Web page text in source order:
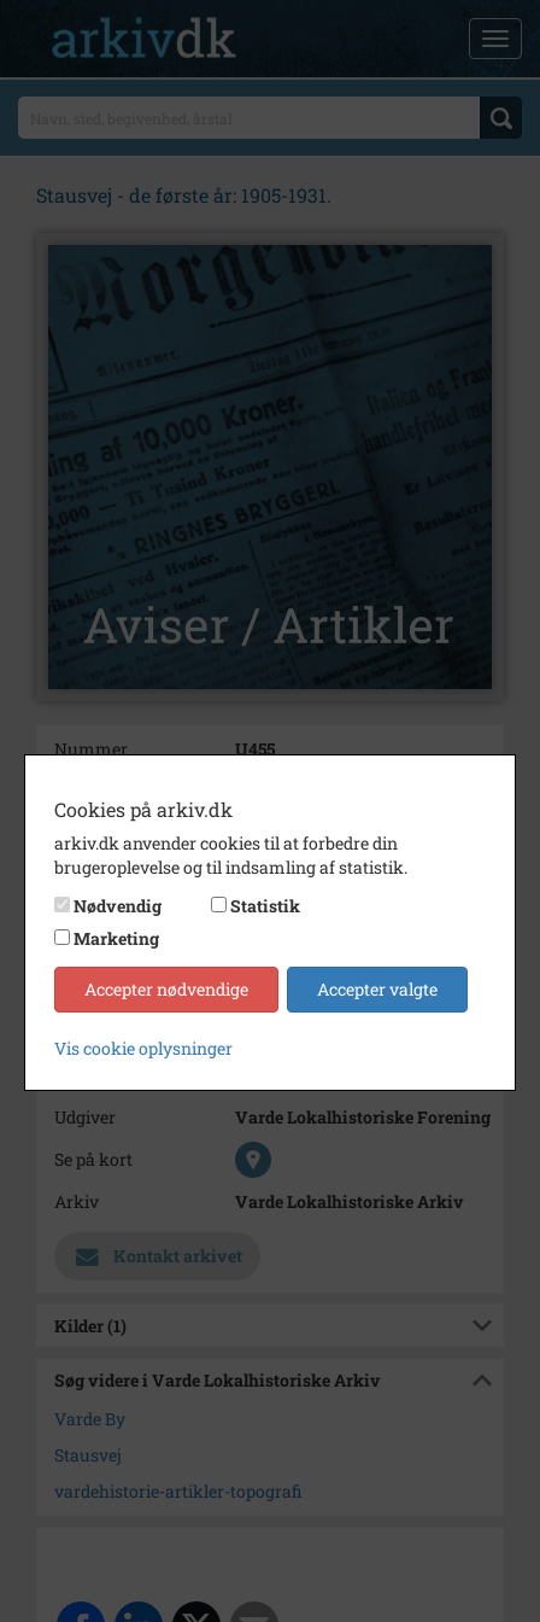
Stausvej - de første år: 1905-1931.
Nummer
U455
Illustrationer
Ja
Forfatter(e)
Af Christian de Thurah
Indholdsnote
Eksempel på Varde Byråds
boligsituationen i de nævnte år.
Årstal
2024
Trykt i medie
Udgiver
Varde Lokalhistoriske Forening
Se på kort
Arkiv
Varde Lokalhistoriske Arkiv
Kontakt arkivet
Kilder (1)
Søg videre i Varde Lokalhistoriske Arkiv
Varde By
Stausvej
vardehistorie-artikler-topografi
Cookies på arkiv.dk
arkiv.dk anvender cookies til at forbedre din
brugeroplevelse og til indsamling af statistik.
Nødvendig
Statistik
Marketing
Accepter nødvendige Accepter valgte
Vis cookie oplysninger